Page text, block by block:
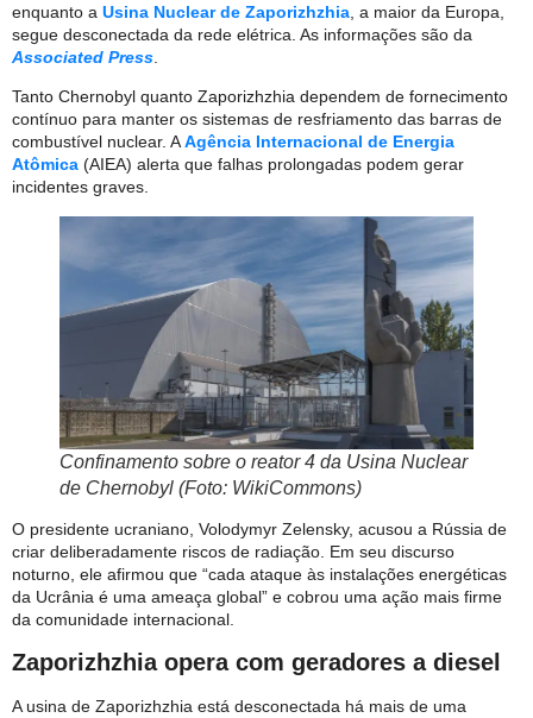
enquanto a Usina Nuclear de Zaporizhzhia , a maior da Europa,
segue desconectada da rede elétrica. As informações são da
Associated Press
Tanto Chernobyl quanto Zaporizhzhia dependem de fornecimento
contínuo para manter os sistemas de resfriamento das barras de
combustível nuclear. AAgência Internacional de Energia
Atômica (AIEA) alerta que falhas prolongadas podem gerar
incidentes graves.
Confinamento sobre o reator 4 da Usina Nuclear
de Chernobyl (Foto: WikiCommons)
O presidente ucraniano, Volodymyr Zelensky, acusou a Rússia de
criar deliberadamente riscos de radiação. Em seu discurso
noturno, ele afirmou que “cada ataque às instalações energéticas
da Ucrânia é uma ameaça global” e cobrou uma ação mais firme
da comunidade internacional.
Zaporizhzhia opera com geradores a diesel
A usina de Zaporizhzhia está desconectada há mais de uma